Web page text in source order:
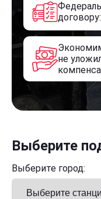
не
Выберите
Выберите город: